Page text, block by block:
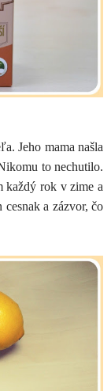
Jeho mama našla
to nechutilo.
každý rok v zime a
a zázvor, čo